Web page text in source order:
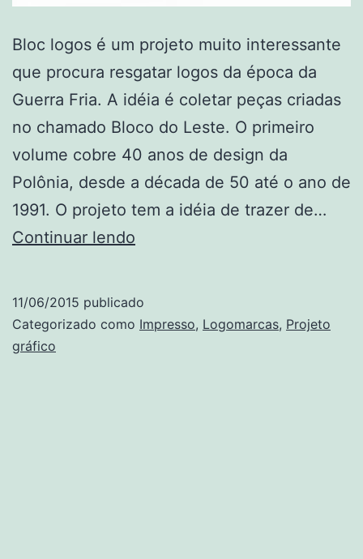
Bloc logos é um projeto muito interessante
que procura resgatar logos da época da
Guerra Fria. A idéia é coletar peças criadas
no chamado Bloco do Leste. O primeiro
volume cobre 40 anos de design da
Polônia, desde a década de 50 até o ano de
1991. O projeto tem a idéia de trazer de…
Continuar lendo
de
11/06/2015 publicado
Categorizado como Impresso, Logomarcas, Projeto
gráfico